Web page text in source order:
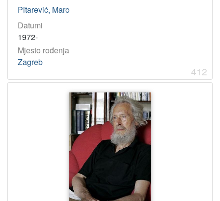
Pitarević, Maro
Datumi
1972-
Mjesto rođenja
Zagreb
412